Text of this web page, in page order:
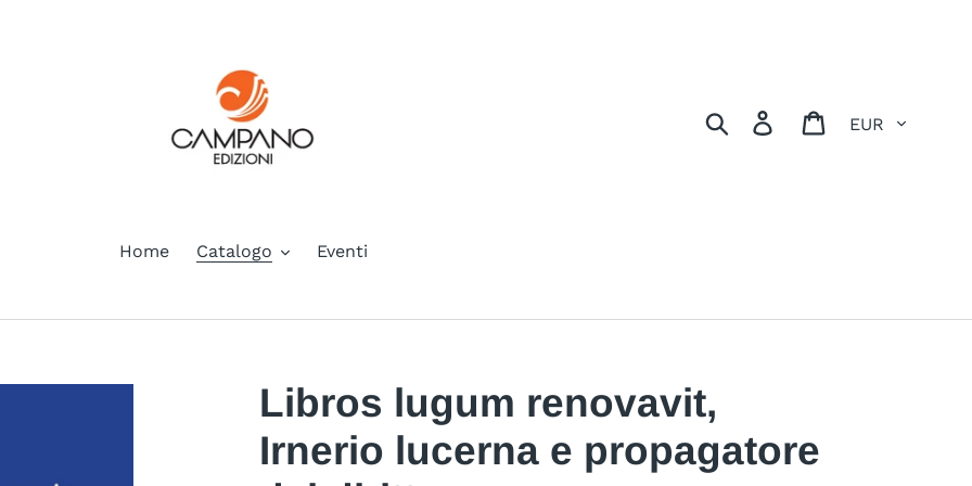
Cerca
Accedi Carrello
Home Catalogo Eventi
Libros lugum renovavit,
Irnerio lucerna e propagatore